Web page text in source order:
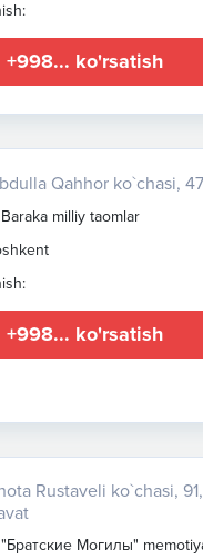
+998... ko'rsatish
Qahhor ko`chasi, 47
milliy taomlar
+998... ko'rsatish
Rustaveli ko`chasi,
"Братские Могилы"